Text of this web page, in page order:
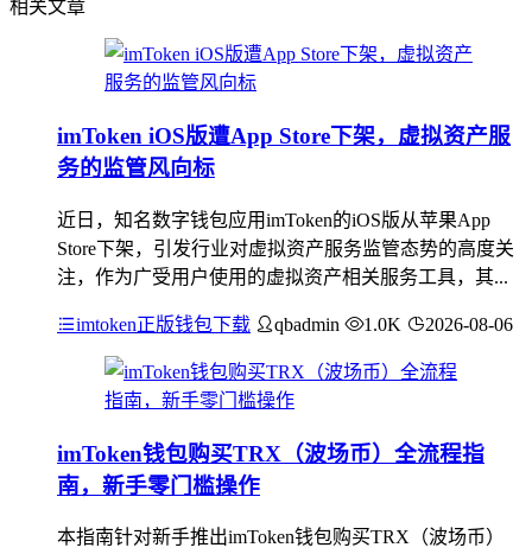
相关文章
imToken iOS版遭App Store下架，虚拟资产服
务的监管风向标
近日，知名数字钱包应用imToken的iOS版从苹果App
Store下架，引发行业对虚拟资产服务监管态势的高度关
注，作为广受用户使用的虚拟资产相关服务工具，其...
imtoken正版钱包下载 qbadmin 1.0K 2026-08-06
imToken钱包购买TRX（波场币）全流程指
南，新手零门槛操作
本指南针对新手推出imToken钱包购买TRX（波场币）